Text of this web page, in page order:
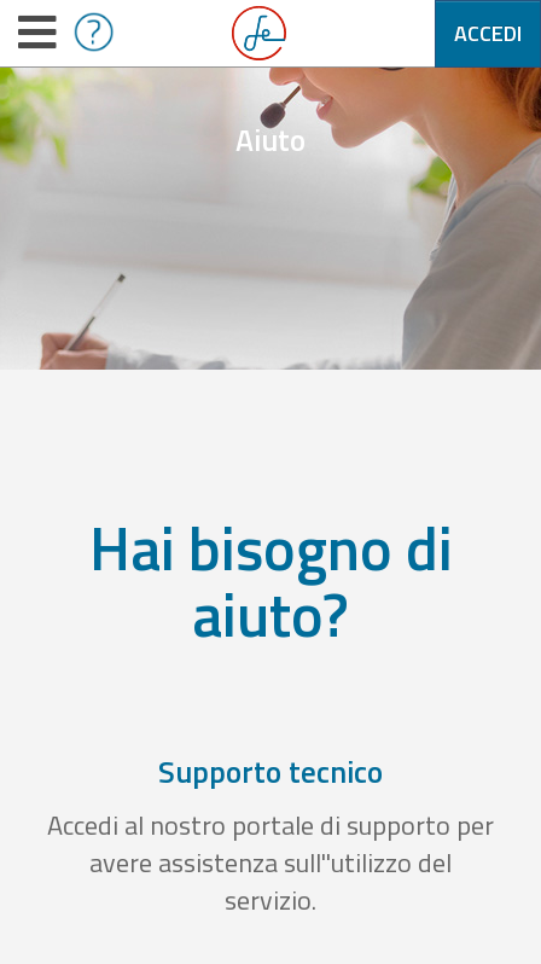
ACCEDI
Aiuto
Hai bisogno di
aiuto?
Supporto tecnico
Accedi al nostro portale di supporto per
avere assistenza sull''utilizzo del
servizio.